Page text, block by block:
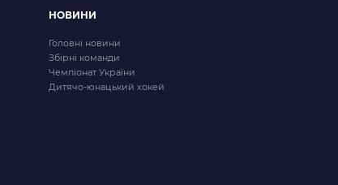
НОВИНИ
Головні новини
Збірні команди
Чемпіонат України
Дитячо-юнацький хокей